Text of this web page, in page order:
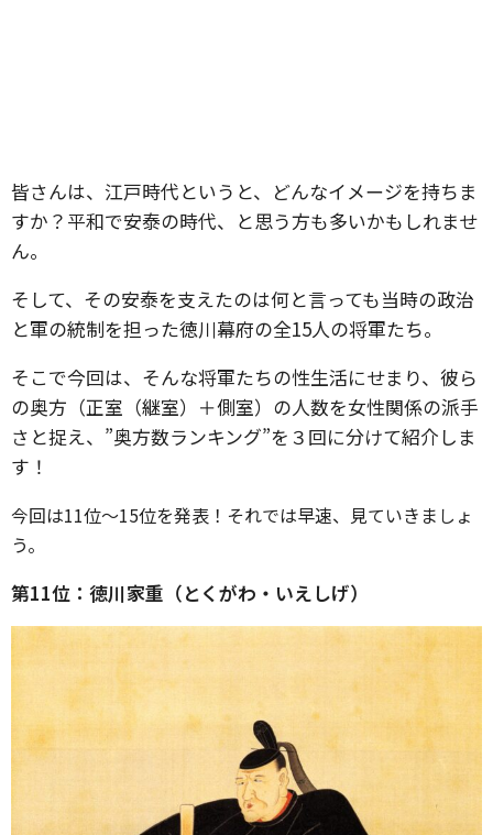
皆さんは、江戸時代というと、どんなイメージを持ちま
すか？平和で安泰の時代、と思う方も多いかもしれませ
ん。
そして、その安泰を支えたのは何と言っても当時の政治
と軍の統制を担った徳川幕府の全15人の将軍たち。
そこで今回は、そんな将軍たちの性生活にせまり、彼ら
の奥方（正室（継室）＋側室）の人数を女性関係の派手
さと捉え、”奥方数ランキング”を３回に分けて紹介しま
す！
今回は11位〜15位を発表！それでは早速、見ていきましょ
う。
第11位：徳川家重（とくがわ・いえしげ）